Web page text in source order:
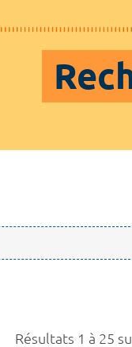
Résultats 1 à 25